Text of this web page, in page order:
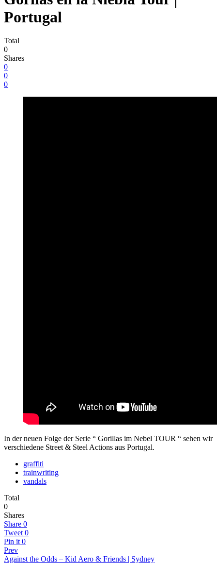
Portugal
Total
0
Shares
0
0
0
In der neuen Folge der Serie “ Gorillas im Nebel TOUR “ sehen wir
verschiedene Street & Steel Actions aus Portugal.
graffiti
trainwriting
vandals
Total
0
Shares
Share 0
Tweet 0
Pin it 0
Prev
Against the Odds – Kid Aero & Friends | Sydney